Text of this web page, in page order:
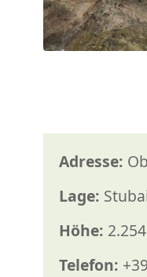
Adresse:
Lage:
Höhe:
Telefon: